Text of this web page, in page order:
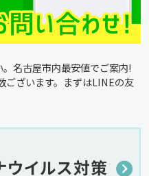
名古屋市内最安値でご案内!
ざいます。まずはLINEの友